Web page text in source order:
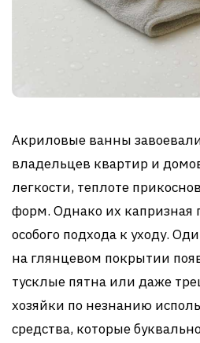
Акриловые ванны
владельцев квартир и
легкости, теплоте
форм. Однако их капризная
особого подхода к уходу.
на глянцевом покрытии
тусклые пятна или даже
хозяйки по незнанию
средства, которые